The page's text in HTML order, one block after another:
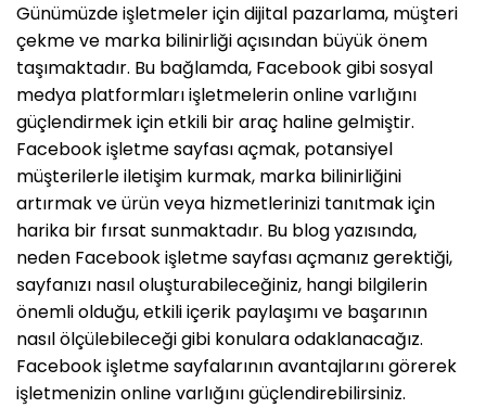
Günümüzde işletmeler için dijital pazarlama, müşteri
çekme ve marka bilinirliği açısından büyük önem
taşımaktadır. Bu bağlamda, Facebook gibi sosyal
medya platformları işletmelerin online varlığını
güçlendirmek için etkili bir araç haline gelmiştir.
Facebook işletme sayfası açmak, potansiyel
müşterilerle iletişim kurmak, marka bilinirliğini
artırmak ve ürün veya hizmetlerinizi tanıtmak için
harika bir fırsat sunmaktadır. Bu blog yazısında,
neden Facebook işletme sayfası açmanız gerektiği,
sayfanızı nasıl oluşturabileceğiniz, hangi bilgilerin
önemli olduğu, etkili içerik paylaşımı ve başarının
nasıl ölçülebileceği gibi konulara odaklanacağız.
Facebook işletme sayfalarının avantajlarını görerek
işletmenizin online varlığını güçlendirebilirsiniz.